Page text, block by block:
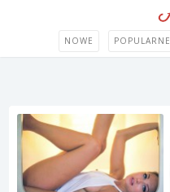
NOWE POPULARNE